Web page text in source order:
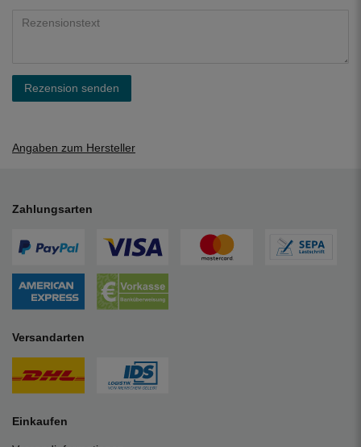
Rezension senden
Angaben zum Hersteller
Zahlungsarten
Versandarten
Einkaufen